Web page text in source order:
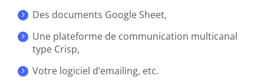
Des documents Google Sheet,
Une plateforme de communication multicanal
type Crisp,
Votre logiciel d’emailing, etc.